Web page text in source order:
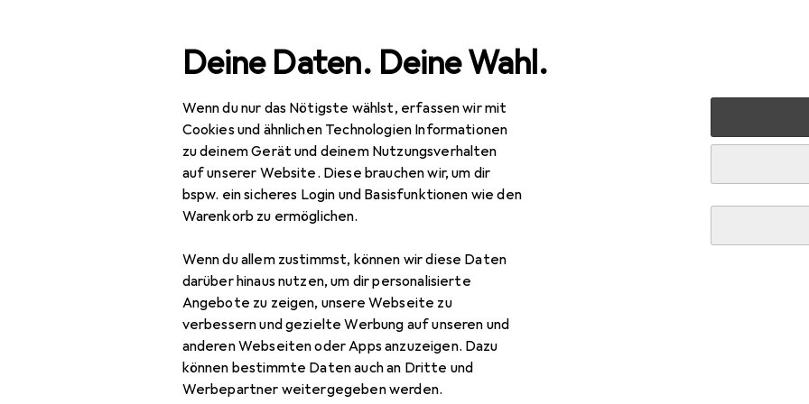
Deine Daten. Deine Wahl.
Wenn du nur das Nötigste wählst, erfassen wir mit
Cookies und ähnlichen Technologien Informationen
zu deinem Gerät und deinem Nutzungsverhalten
auf unserer Website. Diese brauchen wir, um dir
bspw. ein sicheres Login und Basisfunktionen wie den
Warenkorb zu ermöglichen.
Wenn du allem zustimmst, können wir diese Daten
darüber hinaus nutzen, um dir personalisierte
Angebote zu zeigen, unsere Webseite zu
verbessern und gezielte Werbung auf unseren und
anderen Webseiten oder Apps anzuzeigen. Dazu
können bestimmte Daten auch an Dritte und
Werbepartner weitergegeben werden.
Navigation nach Kategorien Gesamtsortiment Sport Outdoor